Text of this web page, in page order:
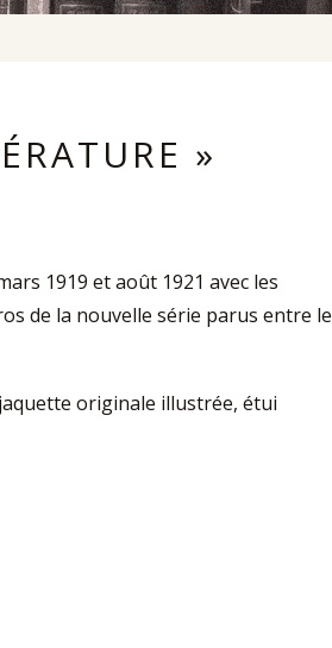
»
1919 et août 1921 avec les
de la nouvelle série parus entre le
jaquette originale illustrée, étui